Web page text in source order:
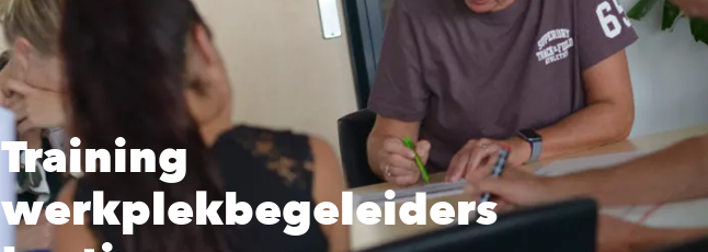
Training
werkplekbegeleiders